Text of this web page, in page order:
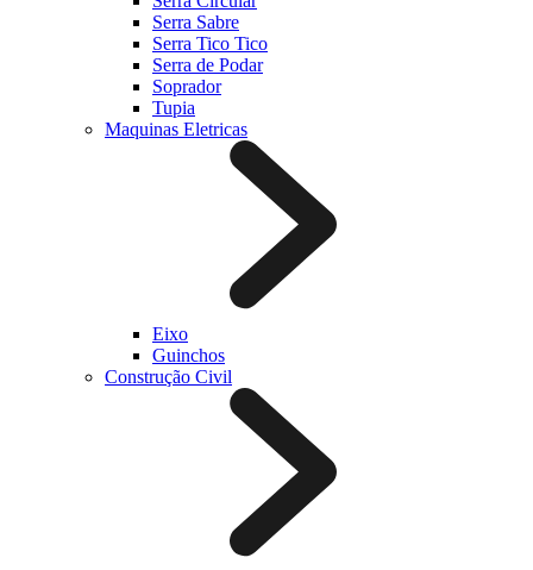
Serra Sabre
Serra Tico Tico
Serra de Podar
Soprador
Tupia
Maquinas Eletricas
Eixo
Guinchos
Construção Civil